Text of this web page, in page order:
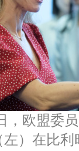
，欧盟委
左）在比